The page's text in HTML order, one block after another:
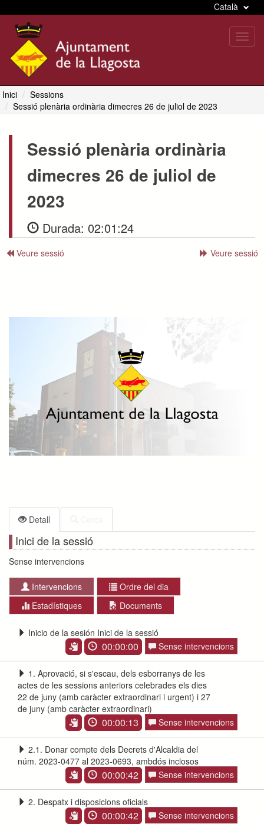
Català
Inici
Sessions
Sessió plenària ordinària dimecres 26 de juliol de 2023
Sessió plenària ordinària
dimecres 26 de juliol de
2023
Durada: 02:01:24
Veure sessió Veure sessió
Detall
Inici de la sessió
Sense intervencions
Intervencions
Ordre del dia
Estadístiques
Documents
Inicio de la sesión Inici de la sessió
00:00:00 Sense intervencions
1. Aprovació, si s'escau, dels esborranys de les
actes de les sessions anteriors celebrades els dies
22 de juny (amb caràcter extraordinari i urgent) i 27
de juny (amb caràcter extraordinari)
00:00:13 Sense intervencions
2.1. Donar compte dels Decrets d'Alcaldia del
núm. 2023-0477 al 2023-0693, ambdós inclosos
00:00:42 Sense intervencions
2. Despatx i disposicions oficials
00:00:42 Sense intervencions